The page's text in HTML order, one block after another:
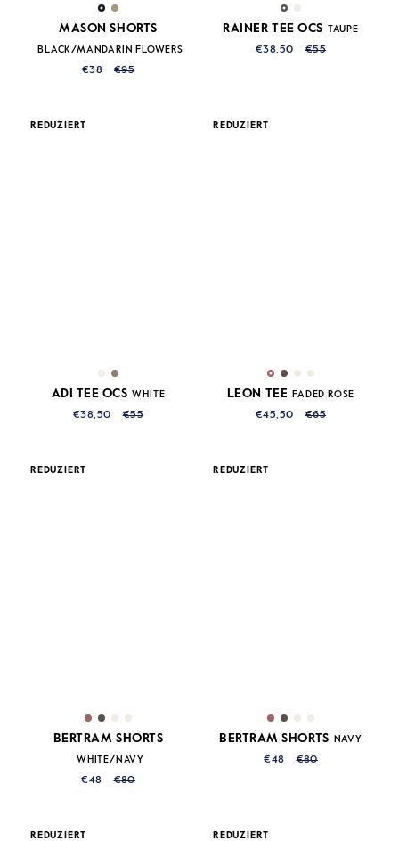
MASON SHORTS
BLACK/MANDARIN FLOWERS
€38 €95
RAINER TEE OCS TAUPE
€38,50 €55
REDUZIERT
ADI TEE OCS WHITE
€38,50 €55
REDUZIERT
LEON TEE FADED ROSE
€45,50 €65
REDUZIERT
BERTRAM SHORTS
WHITE/NAVY
€48 €80
REDUZIERT
BERTRAM SHORTS NAVY
€48 €80
REDUZIERT REDUZIERT